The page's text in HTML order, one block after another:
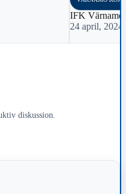
IFK
24 april, 2024
diskussion.